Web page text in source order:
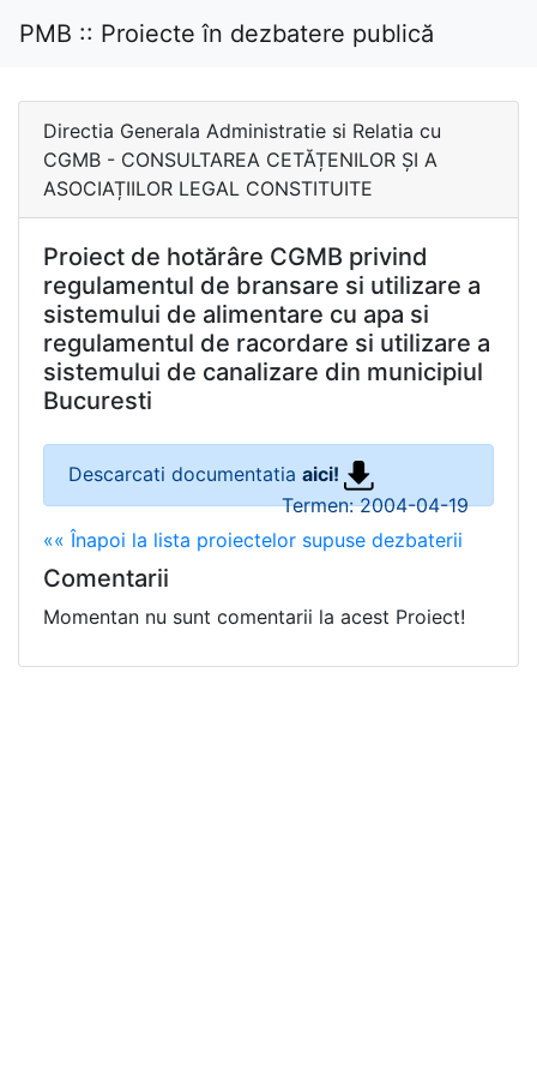
PMB :: Proiecte în dezbatere publică
Directia Generala Administratie si Relatia cu
CGMB - CONSULTAREA CETĂȚENILOR ȘI A
ASOCIAȚIILOR LEGAL CONSTITUITE
Proiect de hotărâre CGMB privind
regulamentul de bransare si utilizare a
sistemului de alimentare cu apa si
regulamentul de racordare si utilizare a
sistemului de canalizare din municipiul
Bucuresti
Descarcati documentatia aici!
Termen: 2004-04-19
«« Înapoi la lista proiectelor supuse dezbaterii
Comentarii
Momentan nu sunt comentarii la acest Proiect!